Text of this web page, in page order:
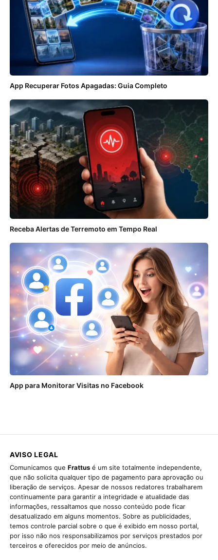
App Recuperar Fotos Apagadas: Guia Completo
Receba Alertas de Terremoto em Tempo Real
App para Monitorar Visitas no Facebook
AVISO LEGAL
Comunicamos que Frattus é um site totalmente independente,
que não solicita qualquer tipo de pagamento para aprovação ou
liberação de serviços. Apesar de nossos redatores trabalharem
continuamente para garantir a integridade e atualidade das
informações, ressaltamos que nosso conteúdo pode ficar
desatualizado em alguns momentos. Sobre as publicidades,
temos controle parcial sobre o que é exibido em nosso portal,
por isso não nos responsabilizamos por serviços prestados por
terceiros e oferecidos por meio de anúncios.